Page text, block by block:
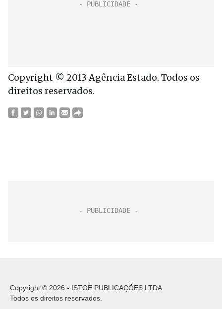
Copyright © 2013 Agência Estado. Todos os
direitos reservados.
Copyright © 2026 - ISTOÉ PUBLICAÇÕES LTDA
Todos os direitos reservados.